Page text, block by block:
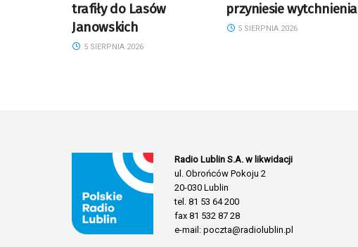
trafiły do Lasów
Janowskich
5 SIERPNIA 2026
przyniesie wytchnienia
5 SIERPNIA 2026
Radio Lublin S.A. w likwidacji
ul. Obrońców Pokoju 2
20-030 Lublin
tel. 81 53 64 200
fax 81 532 87 28
e-mail: poczta@radiolublin.pl